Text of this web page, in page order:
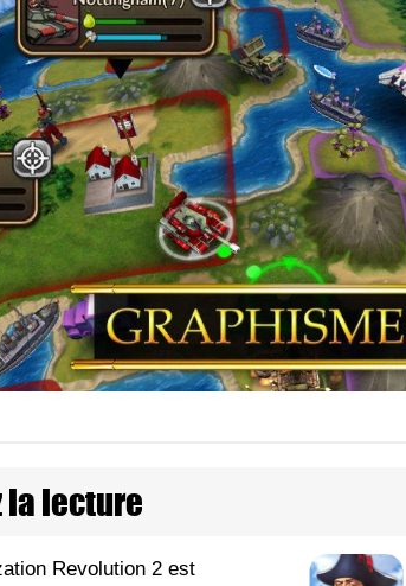
la lecture
Revolution 2 est